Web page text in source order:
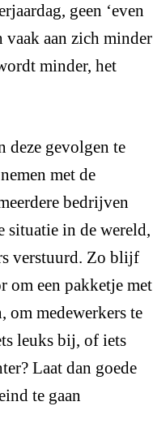
geen ‘even
aan zich minder
minder, het
deze gevolgen te
met de
bedrijven
situatie in de wereld,
verstuurd. Zo blijf
om een pakketje met
om medewerkers te
leuks bij, of iets
Laat dan goede
te gaan